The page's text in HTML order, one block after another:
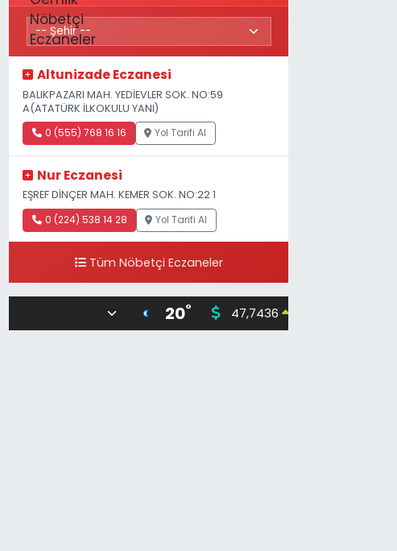
Altunizade Eczanesi
BALIKPAZARI MAH. YEDİEVLER SOK. NO:59
A(ATATÜRK İLKOKULU YANI)
0 (555) 768 16 16 Yol Tarifi Al
Nur Eczanesi
EŞREF DİNÇER MAH. KEMER SOK. NO:22 1
0 (224) 538 14 28 Yol Tarifi Al
Tüm Nöbetçi Eczaneler
20° 47,7436